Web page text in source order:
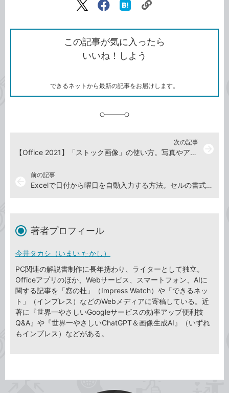
X（旧
で
シ
ェ
ア
Facebook
シ
ェ
ア
な
ブ
ッ
ク
ク
ク
を
コ
この記事が気に入ったら
いいね！しよう
できるネットから最新の記事をお届けします。
前の記事
Excelで日付から曜日を自動入力する方法。セルの書式設定で簡単に表示できる
次の記事
【Office 2021】「ストック画像」の使い方。写真やアイコン、イラストなどの素材を簡単に追加できる！
著者プロフィール
今井タカシ（いまい たかし）
PC関連の解説書制作に長年携わり、ライターとして独立。
Officeアプリのほか、Webサービス、スマートフォン、AIに
関する記事を「窓の杜」（Impress Watch）や「できるネッ
ト」（インプレス）などのWebメディアに寄稿している。近
著に『世界一やさしいGoogleサービスの効率アップ便利技
Q&A』や『世界一やさしいChatGPT＆画像生成AI』（いずれ
もインプレス）などがある。